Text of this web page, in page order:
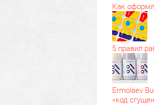
Как
5 правил
Ermolaev
«код